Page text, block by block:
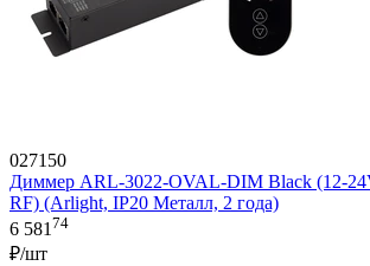
027150
Диммер ARL-3022-OVAL-DIM Black (12-
RF) (Arlight, IP20 Металл, 2 года)
6 58174
₽/шт